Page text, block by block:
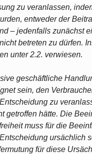
zu veranlassen,
entweder der
– jedenfalls zunächst
betreten zu dürfen.
unter 2.2. verwiesen.
geschäftliche
sein, den
zu
getroffen hätte. Die
muss für die
ursächlich
für diese